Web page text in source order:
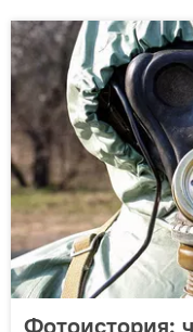
Фотоистория: